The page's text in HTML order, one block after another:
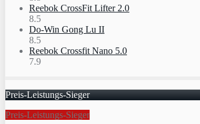
Reebok CrossFit Lifter 2.0
8.5
Do-Win Gong Lu II
8.5
Reebok Crossfit Nano 5.0
7.9
Preis-Leistungs-Sieger
Preis-Leistungs-Sieger